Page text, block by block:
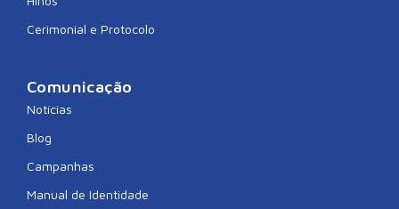
Cerimonial e Protocolo
Comunicação
Notícias
Blog
Campanhas
Manual de Identidade